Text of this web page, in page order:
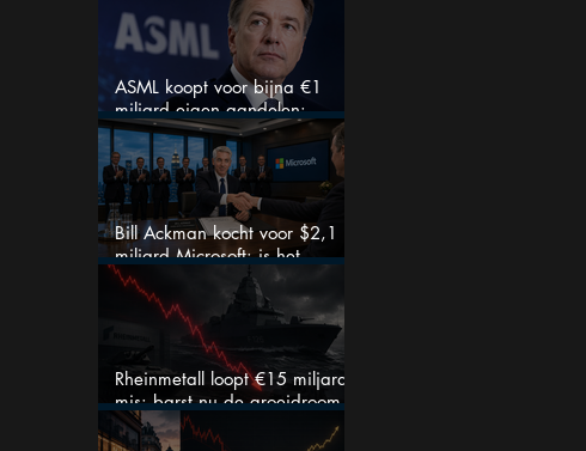
ASML koopt voor bijna €1
miljard eigen aandelen:
slimme zet of dure timing?
Bill Ackman kocht voor $2,1
miljard Microsoft: is het
aandeel na de koerssprong
nog aantrekkelijk?
Rheinmetall loopt €15 miljard
mis: barst nu de groeidroom
van het defensiebedrijf?